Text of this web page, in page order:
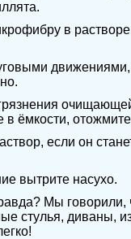
в
в ёмкости,
если он
вытрите насухо.
Мы говорили,
стулья, диваны,